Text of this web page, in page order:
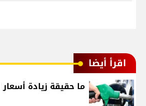
اقرأ أيضا
ما حقيقة زيادة أسعار